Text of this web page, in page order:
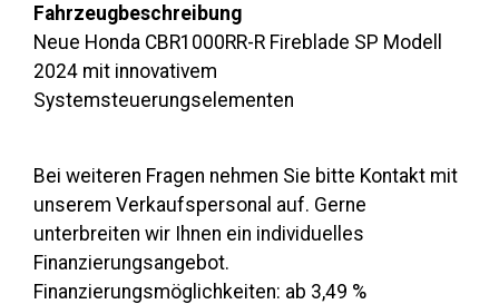
Fahrzeugbeschreibung
Neue Honda CBR1000RR-R Fireblade SP Modell
2024 mit innovativem
Systemsteuerungselementen
Bei weiteren Fragen nehmen Sie bitte Kontakt mit
unserem Verkaufspersonal auf. Gerne
unterbreiten wir Ihnen ein individuelles
Finanzierungsangebot.
Finanzierungsmöglichkeiten: ab 3,49 %